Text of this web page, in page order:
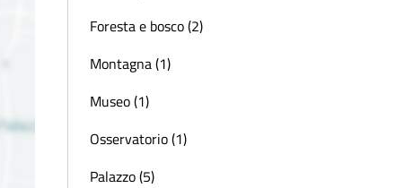
Foresta e bosco (2)
Montagna (1)
Museo (1)
Osservatorio (1)
Palazzo (5)